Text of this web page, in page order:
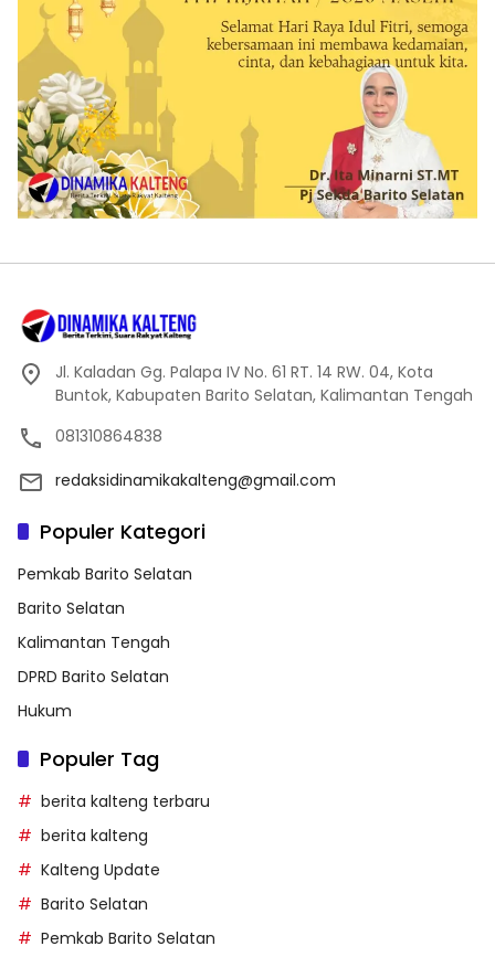
Jl. Kaladan Gg. Palapa IV No. 61 RT. 14 RW. 04, Kota
Buntok, Kabupaten Barito Selatan, Kalimantan Tengah
081310864838
redaksidinamikakalteng@gmail.com
Populer Kategori
Pemkab Barito Selatan
Barito Selatan
Kalimantan Tengah
DPRD Barito Selatan
Hukum
Populer Tag
berita kalteng terbaru
berita kalteng
Kalteng Update
Barito Selatan
Pemkab Barito Selatan